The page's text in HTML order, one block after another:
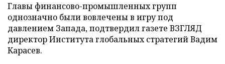
Главы финансово-промышленных групп
однозначно были вовлечены в игру под
давлением Запада, подтвердил газете ВЗГЛЯД
директор Института глобальных стратегий Вадим
Карасев.